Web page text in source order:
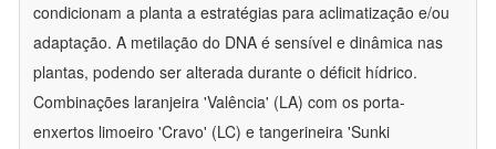
condicionam a planta a estratégias para aclimatização e/ou
adaptação. A metilação do DNA é sensível e dinâmica nas
plantas, podendo ser alterada durante o déficit hídrico.
Combinações laranjeira 'Valência' (LA) com os porta-
enxertos limoeiro 'Cravo' (LC) e tangerineira 'Sunki